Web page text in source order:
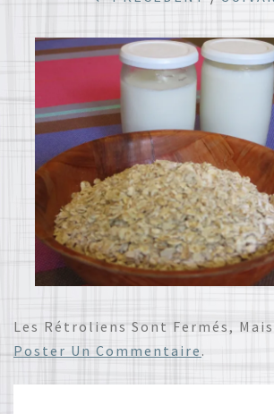
Les Rétroliens Sont Fermés, Mais
Poster Un Commentaire.